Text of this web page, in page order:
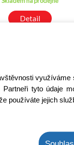
využíváme
tyto údaje
používáte jejich
Detail
Zircon M-0243